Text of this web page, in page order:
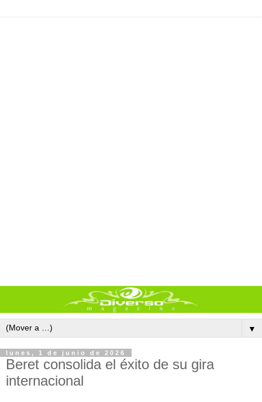
▼
lunes, 1 de junio de 2026
Beret consolida el éxito de su gira
internacional